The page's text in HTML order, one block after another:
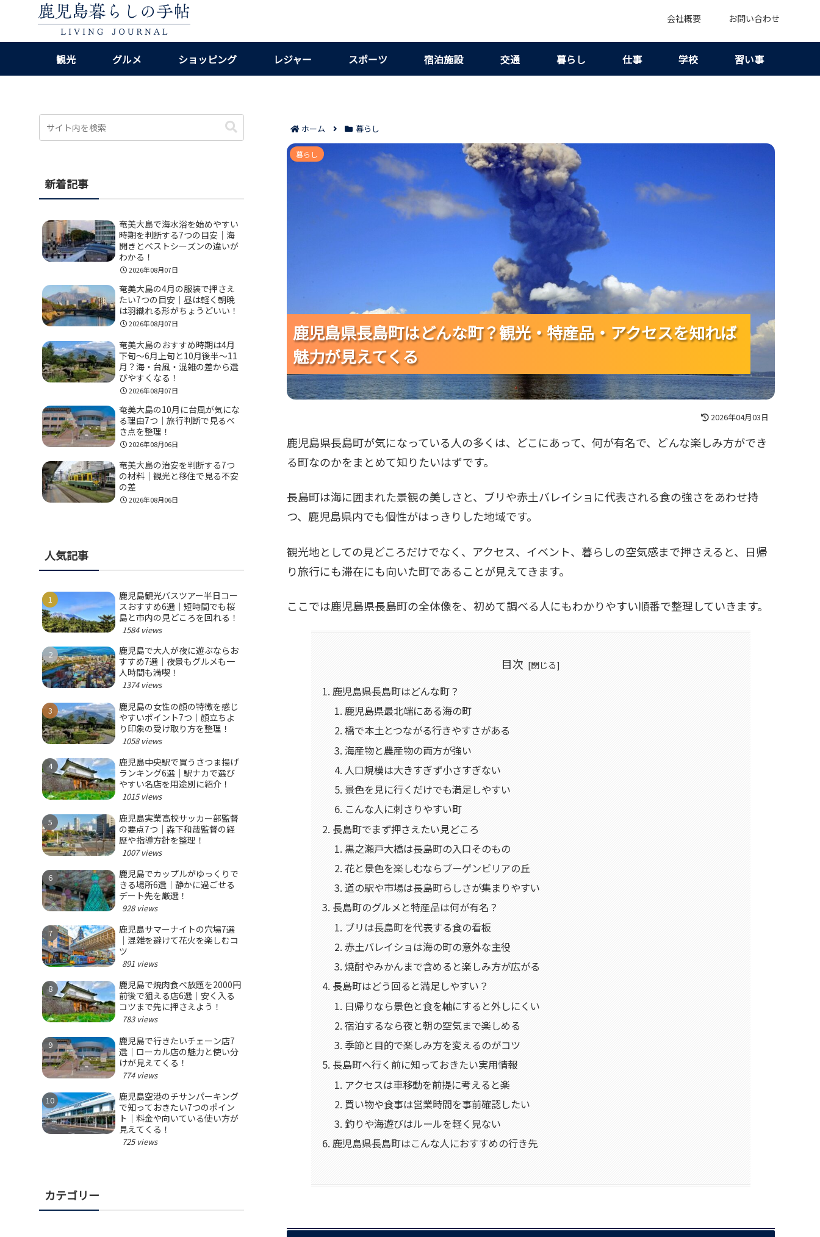
会社概要 お問い合わせ
観光 グルメ ショッピング レジャー スポーツ 宿泊施設 交通 暮らし 仕事 学校 習い事
ホーム 暮らし
鹿児島県長島町はどんな町？観光・特産品・アクセスを知れば魅力が見えてくる
鹿児島県長島町はどんな町？観光・特産品・アクセスを知れば
魅力が見えてくる
鹿児島県長島町はどんな町？観光・特産品・アクセスを知れば
魅力が見えてくる
鹿児島県長島町はどんな町？観光・特産品・アクセスを知れば
魅力が見えてくる
暮らし
2026年04月03日
鹿児島県長島町が気になっている人の多くは、どこにあって、何が有名で、どんな楽しみ方ができ
る町なのかをまとめて知りたいはずです。
長島町は海に囲まれた景観の美しさと、ブリや赤土バレイショに代表される食の強さをあわせ持
つ、鹿児島県内でも個性がはっきりした地域です。
観光地としての見どころだけでなく、アクセス、イベント、暮らしの空気感まで押さえると、日帰
り旅行にも滞在にも向いた町であることが見えてきます。
ここでは鹿児島県長島町の全体像を、初めて調べる人にもわかりやすい順番で整理していきます。
目次
鹿児島県長島町はどんな町？
鹿児島県最北端にある海の町
橋で本土とつながる行きやすさがある
海産物と農産物の両方が強い
人口規模は大きすぎず小さすぎない
景色を見に行くだけでも満足しやすい
こんな人に刺さりやすい町
長島町でまず押さえたい見どころ
黒之瀬戸大橋は長島町の入口そのもの
花と景色を楽しむならブーゲンビリアの丘
道の駅や市場は長島町らしさが集まりやすい
長島町のグルメと特産品は何が有名？
ブリは長島町を代表する食の看板
赤土バレイショは海の町の意外な主役
焼酎やみかんまで含めると楽しみ方が広がる
長島町はどう回ると満足しやすい？
日帰りなら景色と食を軸にすると外しにくい
宿泊するなら夜と朝の空気まで楽しめる
季節と目的で楽しみ方を変えるのがコツ
長島町へ行く前に知っておきたい実用情報
アクセスは車移動を前提に考えると楽
買い物や食事は営業時間を事前確認したい
釣りや海遊びはルールを軽く見ない
鹿児島県長島町はこんな人におすすめの行き先
新着記事
奄美大島で海水浴を始めやすい
時期を判断する7つの目安｜海
開きとベストシーズンの違いが
わかる！
2026年08月07日
奄美大島の4月の服装で押さえ
たい7つの目安｜昼は軽く朝晩
は羽織れる形がちょうどいい！
2026年08月07日
奄美大島のおすすめ時期は4月
下旬〜6月上旬と10月後半〜11
月？海・台風・混雑の差から選
びやすくなる！
2026年08月07日
奄美大島の10月に台風が気にな
る理由7つ｜旅行判断で見るべ
き点を整理！
2026年08月06日
奄美大島の治安を判断する7つ
の材料｜観光と移住で見る不安
の差
2026年08月06日
人気記事
鹿児島観光バスツアー半日コー
スおすすめ6選｜短時間でも桜
島と市内の見どころを回れる！
1584 views
鹿児島で大人が夜に遊ぶならお
すすめ7選｜夜景もグルメも一
人時間も満喫！
1374 views
鹿児島の女性の顔の特徴を感じ
やすいポイント7つ｜顔立ちよ
り印象の受け取り方を整理！
1058 views
鹿児島中央駅で買うさつま揚げ
ランキング6選｜駅ナカで選び
やすい名店を用途別に紹介！
1015 views
鹿児島実業高校サッカー部監督
の要点7つ｜森下和哉監督の経
歴や指導方針を整理！
1007 views
鹿児島でカップルがゆっくりで
きる場所6選｜静かに過ごせる
デート先を厳選！
928 views
鹿児島サマーナイトの穴場7選
｜混雑を避けて花火を楽しむコ
ツ
891 views
鹿児島で焼肉食べ放題を2000円
前後で狙える店6選｜安く入る
コツまで先に押さえよう！
783 views
鹿児島で行きたいチェーン店7
選｜ローカル店の魅力と使い分
けが見えてくる！
774 views
鹿児島空港のチサンパーキング
で知っておきたい7つのポイン
ト｜料金や向いている使い方が
見えてくる！
725 views
カテゴリー